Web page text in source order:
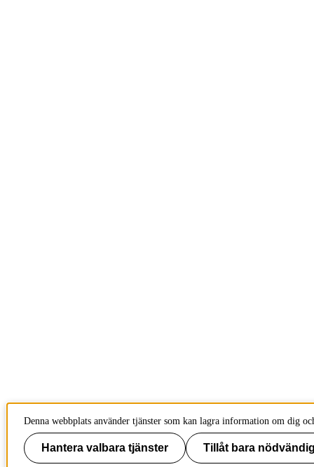
Denna webbplats använder tjänster som kan lagra information om dig
Hantera valbara tjänster Tillåt bara